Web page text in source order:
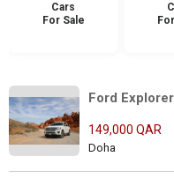
Cars
For Sale
Ford
149,000 QAR
Doha